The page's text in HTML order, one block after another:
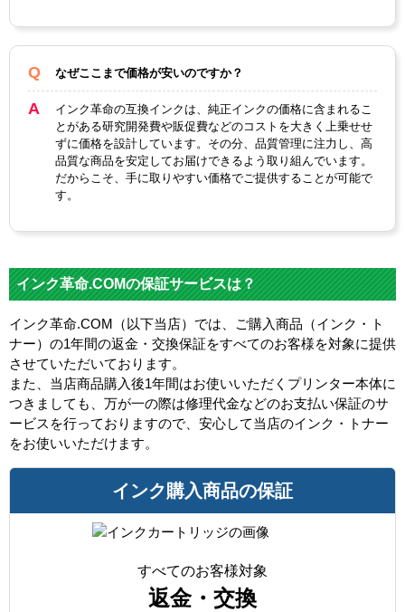
なぜここまで価格が安いのですか？
インク革命の互換インクは、純正インクの価格に含まれるこ
とがある研究開発費や販促費などのコストを大きく上乗せせ
ずに価格を設計しています。その分、品質管理に注力し、高
品質な商品を安定してお届けできるよう取り組んでいます。
だからこそ、手に取りやすい価格でご提供することが可能で
す。
インク革命.COMの保証サービスは？
インク革命.COM（以下当店）では、ご購入商品（インク・ト
ナー）の1年間の返金・交換保証をすべてのお客様を対象に提供
させていただいております。
また、当店商品購入後1年間はお使いいただくプリンター本体に
つきましても、万が一の際は修理代金などのお支払い保証のサ
ービスを行っておりますので、安心して当店のインク・トナー
をお使いいただけます。
インク購入商品の保証
すべてのお客様対象
返金・交換